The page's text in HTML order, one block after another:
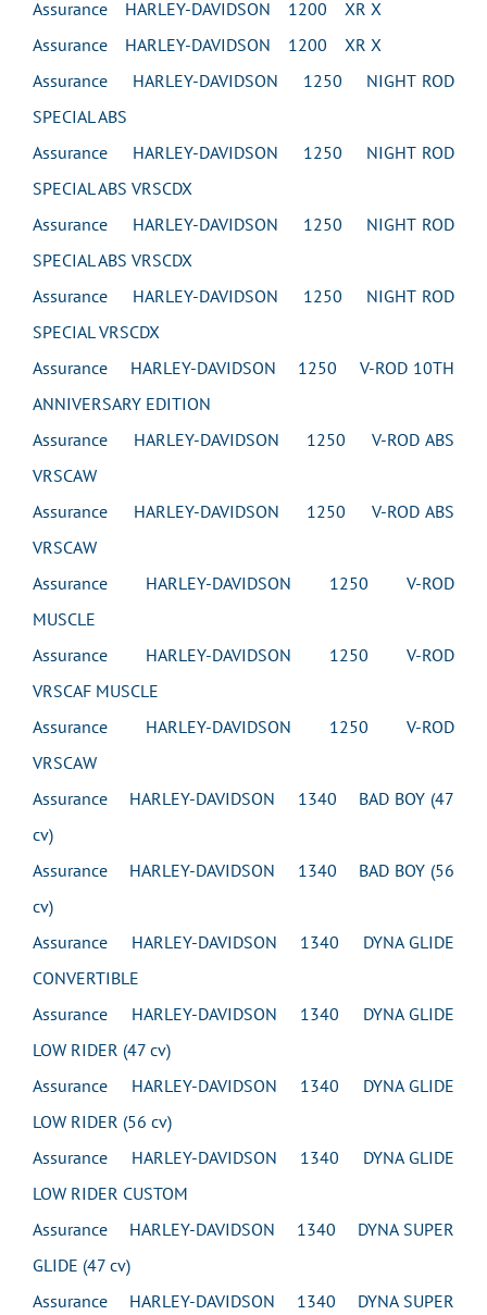
Assurance HARLEY-DAVIDSON 1200 XR X
Assurance HARLEY-DAVIDSON 1200 XR X
Assurance HARLEY-DAVIDSON 1250 NIGHT ROD
SPECIAL ABS
Assurance HARLEY-DAVIDSON 1250 NIGHT ROD
SPECIAL ABS VRSCDX
Assurance HARLEY-DAVIDSON 1250 NIGHT ROD
SPECIAL ABS VRSCDX
Assurance HARLEY-DAVIDSON 1250 NIGHT ROD
SPECIAL VRSCDX
Assurance HARLEY-DAVIDSON 1250 V-ROD 10TH
ANNIVERSARY EDITION
Assurance HARLEY-DAVIDSON 1250 V-ROD ABS
VRSCAW
Assurance HARLEY-DAVIDSON 1250 V-ROD ABS
VRSCAW
Assurance HARLEY-DAVIDSON 1250 V-ROD
MUSCLE
Assurance HARLEY-DAVIDSON 1250 V-ROD
VRSCAF MUSCLE
Assurance HARLEY-DAVIDSON 1250 V-ROD
VRSCAW
Assurance HARLEY-DAVIDSON 1340 BAD BOY (47
cv)
Assurance HARLEY-DAVIDSON 1340 BAD BOY (56
cv)
Assurance HARLEY-DAVIDSON 1340 DYNA GLIDE
CONVERTIBLE
Assurance HARLEY-DAVIDSON 1340 DYNA GLIDE
LOW RIDER (47 cv)
Assurance HARLEY-DAVIDSON 1340 DYNA GLIDE
LOW RIDER (56 cv)
Assurance HARLEY-DAVIDSON 1340 DYNA GLIDE
LOW RIDER CUSTOM
Assurance HARLEY-DAVIDSON 1340 DYNA SUPER
GLIDE (47 cv)
Assurance HARLEY-DAVIDSON 1340 DYNA SUPER